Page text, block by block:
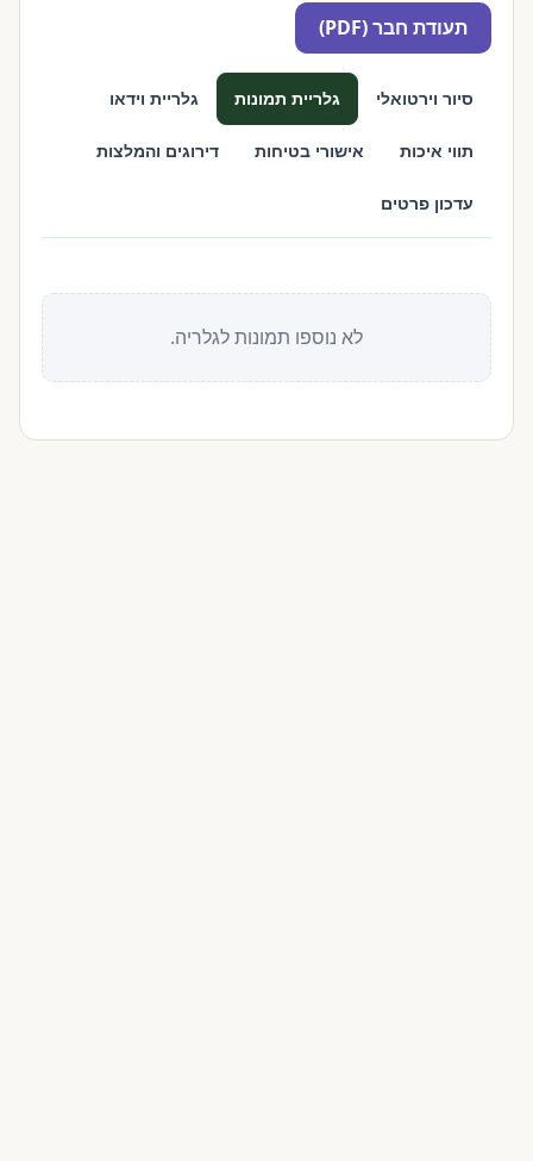
תעודת חבר (PDF)
סיור וירטואלי גלריית תמונות גלריית וידאו
תווי איכות אישורי בטיחות דירוגים והמלצות
עדכון פרטים
לא נוספו תמונות לגלריה.